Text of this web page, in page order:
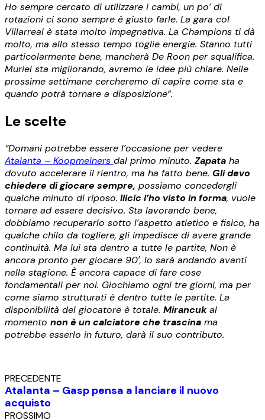
Ho sempre cercato di utilizzare i cambi, un po’ di
rotazioni ci sono sempre è giusto farle. La gara col
Villarreal è stata molto impegnativa. La Champions ti dà
molto, ma allo stesso tempo toglie energie. Stanno tutti
particolarmente bene, mancherà De Roon per squalifica.
Muriel sta migliorando, avremo le idee più chiare. Nelle
prossime settimane cercheremo di capire come sta e
quando potrà tornare a disposizione”.
Le scelte
“Domani potrebbe essere l’occasione per vedere
Atalanta – Koopmeiners dal primo minuto. Zapata ha
dovuto accelerare il rientro, ma ha fatto bene. Gli devo
chiedere di giocare sempre, possiamo concedergli
qualche minuto di riposo. Ilicic l’ho visto in forma, vuole
tornare ad essere decisivo. Sta lavorando bene,
dobbiamo recuperarlo sotto l’aspetto atletico e fisico, ha
qualche chilo da togliere, gli impedisce di avere grande
continuità. Ma lui sta dentro a tutte le partite, Non è
ancora pronto per giocare 90′, lo sarà andando avanti
nella stagione. È ancora capace di fare cose
fondamentali per noi. Giochiamo ogni tre giorni, ma per
come siamo strutturati è dentro tutte le partite. La
disponibilità del giocatore è totale. Mirancuk al
momento non è un calciatore che trascina ma
potrebbe esserlo in futuro, darà il suo contributo.
PRECEDENTE
Atalanta – Gasp pensa a lanciare il nuovo
acquisto
PROSSIMO